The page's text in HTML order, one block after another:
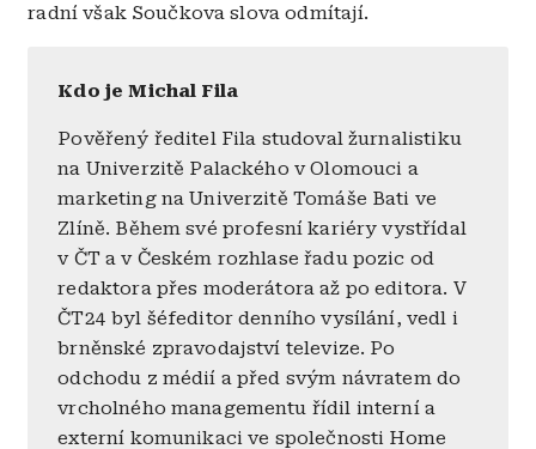
radní však Součkova slova odmítají.
Kdo je Michal Fila
Pověřený ředitel Fila studoval žurnalistiku
na Univerzitě Palackého v Olomouci a
marketing na Univerzitě Tomáše Bati ve
Zlíně. Během své profesní kariéry vystřídal
v ČT a v Českém rozhlase řadu pozic od
redaktora přes moderátora až po editora. V
ČT24 byl šéfeditor denního vysílání, vedl i
brněnské zpravodajství televize. Po
odchodu z médií a před svým návratem do
vrcholného managementu řídil interní a
externí komunikaci ve společnosti Home